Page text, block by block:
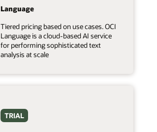
Language
Tiered pricing based on use cases. OCI
Language is a cloud-based AI service
for performing sophisticated text
analysis at scale
TRIAL